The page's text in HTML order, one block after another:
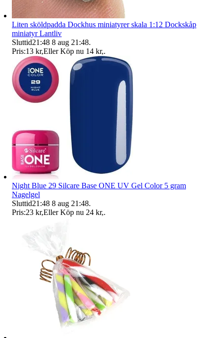
Liten sköldpadda Dockhus miniatyrer skala 1:12 Dockskåp
miniatyr Lantliv
Sluttid21:48 8 aug 21:48.
Pris:13 kr,Eller Köp nu 14 kr,.
Night Blue 29 Silcare Base ONE UV Gel Color 5 gram
Nagelgel
Sluttid21:48 8 aug 21:48.
Pris:23 kr,Eller Köp nu 24 kr,.